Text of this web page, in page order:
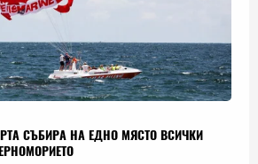
СЪБИРА НА ЕДНО МЯСТО ВСИЧКИ